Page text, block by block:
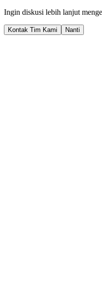
Ingin diskusi lebih lanjut
Kontak Tim Kami Nanti